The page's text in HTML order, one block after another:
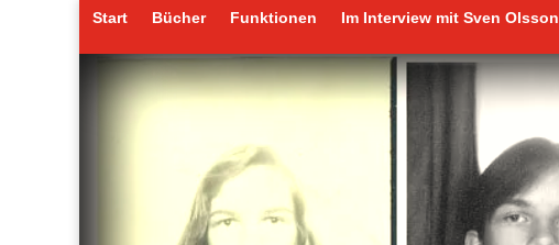
Start Bücher Funktionen Im Interview mit Sven Olsson
Start Bücher Funktionen Im Interview mit Sven Olsson